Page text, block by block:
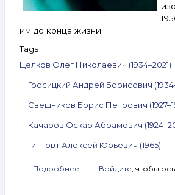
им до конца жизни.
Tags
Целков Олег Николаевич (1934–2021)
Гросицкий Андрей Борисович
Свешников Борис Петрович
Качаров Оскар Абрамович
Гинтовт Алексей Юрьевич (1965)
Подробнее Войдите , чтобы